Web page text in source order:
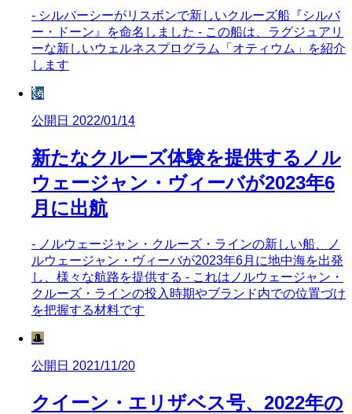
- シルバーシーがリスボンで新しいクルーズ船『シルバ
ー・ドーン』を命名しました - この船は、ラグジュアリ
ーな新しいウェルネスプログラム「オティウム」を紹介
します
🗽
公開日 2022/01/14
新たなクルーズ体験を提供するノル
ウェージャン・ヴィーバが2023年6
月に出航
- ノルウェージャン・クルーズ・ラインの新しい船、ノ
ルウェージャン・ヴィーバが2023年6月に地中海を出発
し、様々な航路を提供する - これはノルウェージャン・
クルーズ・ラインの投入時期やブランド内での位置づけ
を把握する材料です
🎩
公開日 2021/11/20
クイーン・エリザベス号、2022年の